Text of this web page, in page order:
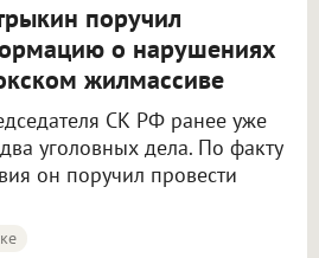
поручил
о нарушениях
жилмассиве
СК РФ ранее уже
уголовных дела. По факту
он поручил провести